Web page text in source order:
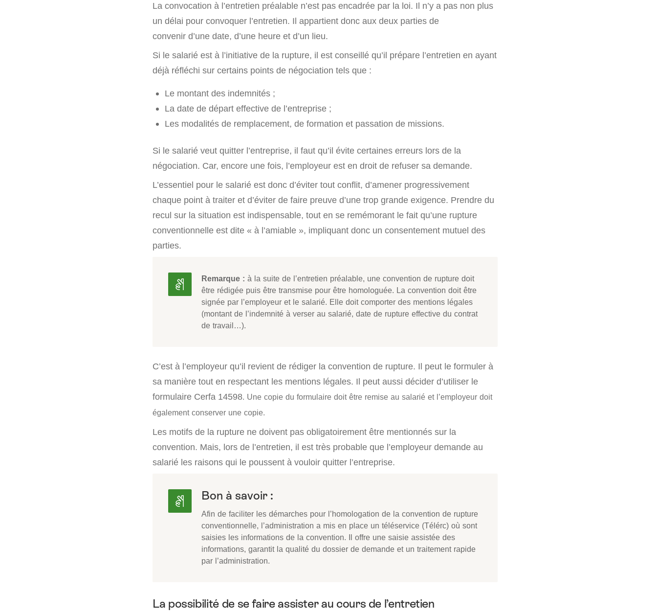
La convocation à l’entretien préalable n’est pas encadrée par la loi. Il n’y a pas non plus
un délai pour convoquer l’entretien. Il appartient donc aux deux parties de
convenir d’une date, d’une heure et d’un lieu.
Si le salarié est à l’initiative de la rupture, il est conseillé qu’il prépare l’entretien en ayant
déjà réfléchi sur certains points de négociation tels que :
Le montant des indemnités ;
La date de départ effective de l’entreprise ;
Les modalités de remplacement, de formation et passation de missions.
Si le salarié veut quitter l’entreprise, il faut qu’il évite certaines erreurs lors de la
négociation. Car, encore une fois, l’employeur est en droit de refuser sa demande.
L’essentiel pour le salarié est donc d’éviter tout conflit, d’amener progressivement
chaque point à traiter et d’éviter de faire preuve d’une trop grande exigence. Prendre du
recul sur la situation est indispensable, tout en se remémorant le fait qu’une rupture
conventionnelle est dite « à l’amiable », impliquant donc un consentement mutuel des
parties.
Remarque : à la suite de l’entretien préalable, une convention de rupture doit
être rédigée puis être transmise pour être homologuée. La convention doit être
signée par l’employeur et le salarié. Elle doit comporter des mentions légales
(montant de l’indemnité à verser au salarié, date de rupture effective du contrat
de travail…).
C’est à l’employeur qu’il revient de rédiger la convention de rupture. Il peut le formuler à
sa manière tout en respectant les mentions légales. Il peut aussi décider d’utiliser le
formulaire Cerfa 14598. Une copie du formulaire doit être remise au salarié et l’employeur doit
également conserver une copie.
Les motifs de la rupture ne doivent pas obligatoirement être mentionnés sur la
convention. Mais, lors de l’entretien, il est très probable que l’employeur demande au
salarié les raisons qui le poussent à vouloir quitter l’entreprise.
Bon à savoir :
Afin de faciliter les démarches pour l’homologation de la convention de rupture
conventionnelle, l’administration a mis en place un téléservice (Télérc) où sont
saisies les informations de la convention. Il offre une saisie assistée des
informations, garantit la qualité du dossier de demande et un traitement rapide
par l’administration.
La possibilité de se faire assister au cours de l’entretien